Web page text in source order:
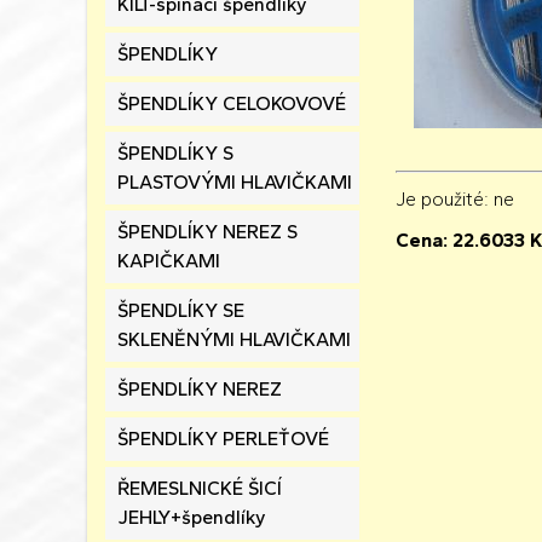
ŠPENDLÍKY
ŠPENDLÍKY CELOKOVOVÉ
ŠPENDLÍKY S
PLASTOVÝMI HLAVIČKAMI
ŠPENDLÍKY NEREZ S
KAPIČKAMI
ŠPENDLÍKY SE
SKLENĚNÝMI HLAVIČKAMI
ŠPENDLÍKY NEREZ
ŠPENDLÍKY PERLEŤOVÉ
ŘEMESLNICKÉ ŠICÍ
JEHLY+špendlíky
Je použité: ne
Cena: 22.6033